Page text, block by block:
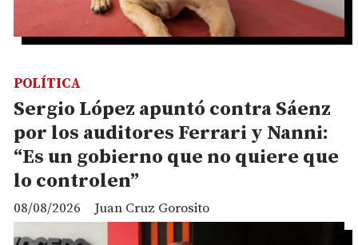
Sergio López apuntó contra Sáenz
por los auditores Ferrari y Nanni:
“Es un gobierno que no quiere que
lo controlen”
Juan Cruz Gorosito
POLÍTICA
08/08/2026